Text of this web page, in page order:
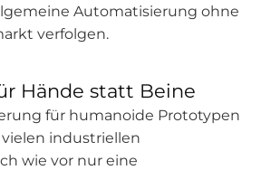
Automatisierung ohne
verfolgen.
Hände statt Beine
für humanoide Prototypen
industriellen
wie vor nur eine